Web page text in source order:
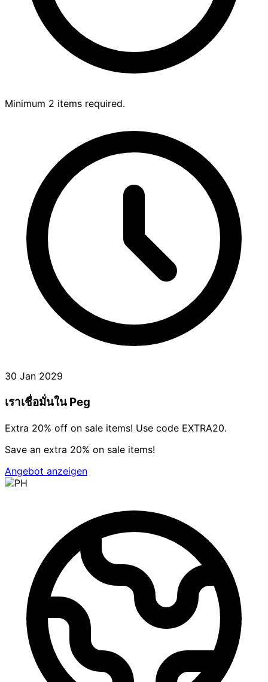
Minimum 2 items required.
30 Jan 2029
เราเชื่อมั่นใน Peg
Extra 20% off on sale items! Use code EXTRA20.
Save an extra 20% on sale items!
Angebot anzeigen